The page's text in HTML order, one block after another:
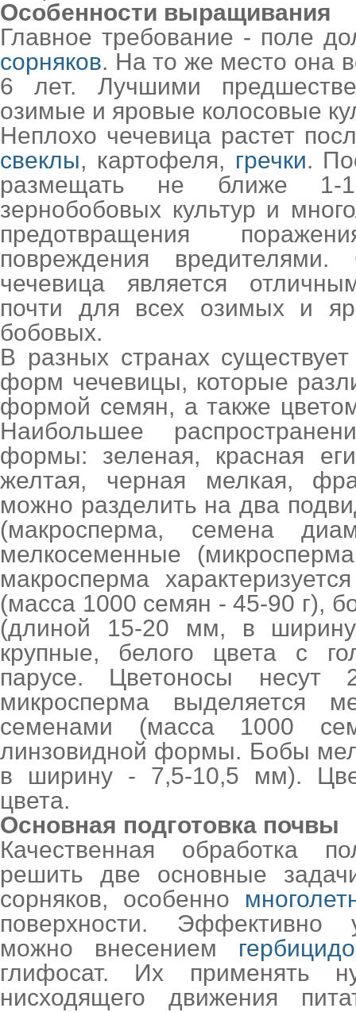
Особенности выращивания
Главное требование - поле
сорняков. На то же место она
6 лет. Лучшими
озимые и яровые колосовые
Неплохо чечевица растет
свеклы, картофеля, гречки.
размещать не ближе
зернобобовых культур и
предотвращения
повреждения
чечевица является
почти для всех озимых и
бобовых.
В разных странах
форм чечевицы, которые
формой семян, а также
Наибольшее
формы: зеленая, красная
желтая, черная мелкая,
можно разделить на два
(макросперма, семена
мелкосеменные
макросперма
(масса 1000 семян - 45-90 г),
(длиной 15-20 мм, в
крупные, белого цвета с
парусе. Цветоносы несут
микросперма выделяется
семенами (масса 1000
линзовидной формы. Бобы
в ширину - 7,5-10,5 мм).
цвета.
Основная подготовка почвы
Качественная обработка
решить две основные
сорняков, особенно
поверхности. Эффективно
можно внесением
глифосат. Их применять
нисходящего движения